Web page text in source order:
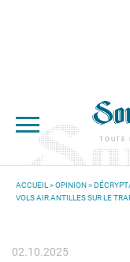
TOUTE
VOUS ÊTES ICI
ACCUEIL >OPINION>
VOLS AIR ANTILLES SUR LE
02.10.2025